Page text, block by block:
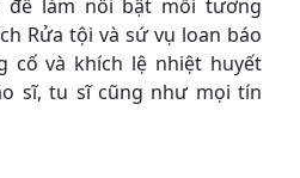
để làm nổi bật mối tương
Rửa tội và sứ vụ loan báo
cố và khích lệ nhiệt huyết
sĩ, tu sĩ cũng như mọi tín